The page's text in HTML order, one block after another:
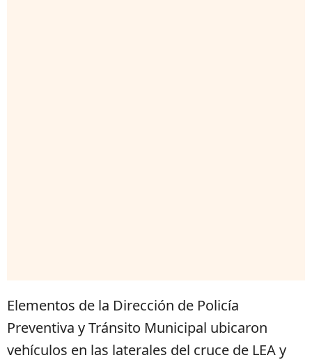
Elementos de la Dirección de Policía
Preventiva y Tránsito Municipal ubicaron
vehículos en las laterales del cruce de LEA y